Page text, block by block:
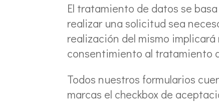
El tratamiento de datos se
realizar una solicitud sea
realización del mismo
consentimiento al tratamiento
Todos nuestros formularios
marcas el checkbox de